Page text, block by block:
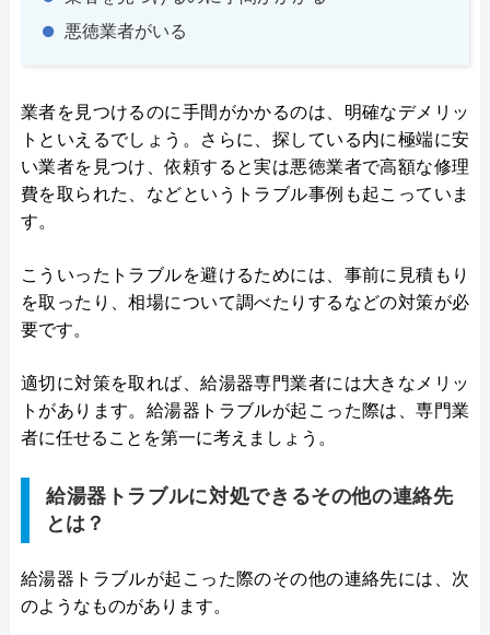
悪徳業者がいる
業者を見つけるのに手間がかかるのは、明確なデメリッ
トといえるでしょう。さらに、探している内に極端に安
い業者を見つけ、依頼すると実は悪徳業者で高額な修理
費を取られた、などというトラブル事例も起こっていま
す。
こういったトラブルを避けるためには、事前に見積もり
を取ったり、相場について調べたりするなどの対策が必
要です。
適切に対策を取れば、給湯器専門業者には大きなメリッ
トがあります。給湯器トラブルが起こった際は、専門業
者に任せることを第一に考えましょう。
給湯器トラブルに対処できるその他の連絡先
とは？
給湯器トラブルが起こった際のその他の連絡先には、次
のようなものがあります。